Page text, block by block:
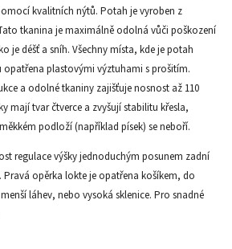
kvalitních nýtů. Potah je vyroben z
tkanina je maximálně odolná vůči poškození
je déšť a sníh. Všechny místa, kde je potah
opatřena plastovými výztuhami s prošitím.
a odolné tkaniny zajišťuje nosnost až 110
mají tvar čtverce a zvyšují stabilitu křesla,
podloží (například písek) se neboří.
regulace výšky jednoduchým posunem zadní
opěrka lokte je opatřena košíkem, do
láhev, nebo vysoká sklenice. Pro snadné